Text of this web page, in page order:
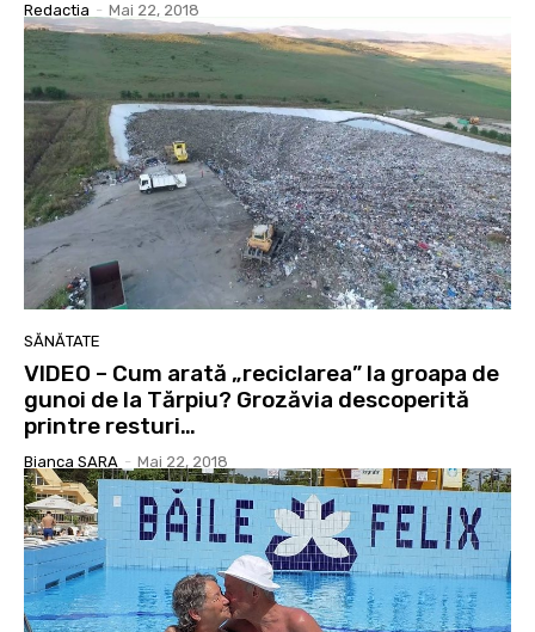
Redactia - Mai 22, 2018
SĂNĂTATE
VIDEO – Cum arată „reciclarea” la groapa de
gunoi de la Tărpiu? Grozăvia descoperită
printre resturi…
Bianca SARA - Mai 22, 2018